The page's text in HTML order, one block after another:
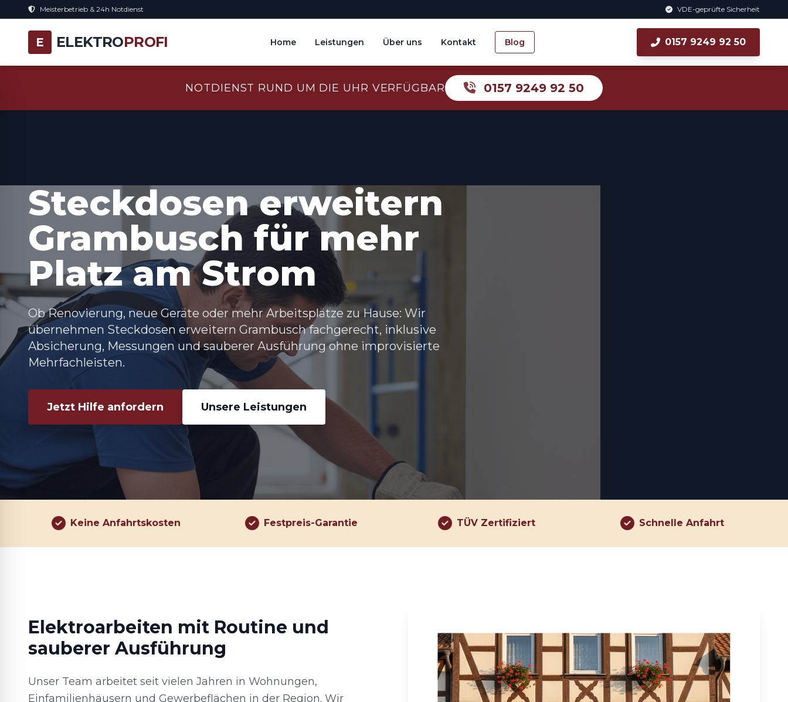
Meisterbetrieb & 24h Notdienst VDE-geprüfte Sicherheit
E ELEKTROPROFI Home Leistungen Über uns Kontakt Blog 0157 9249 92 50
NOTDIENST RUND UM DIE UHR VERFÜGBAR 0157 9249 92 50
Steckdosen erweitern
Grambusch für mehr
Platz am Strom
Ob Renovierung, neue Geräte oder mehr Arbeitsplätze zu Hause: Wir
übernehmen Steckdosen erweitern Grambuschfachgerecht, inklusive
Absicherung, Messungen und sauberer Ausführung ohne improvisierte
Mehrfachleisten.
Jetzt Hilfe anfordern Unsere Leistungen
Keine Anfahrtskosten Festpreis-Garantie TÜV Zertifiziert Schnelle Anfahrt
Elektroarbeiten mit Routine und
sauberer Ausführung
Unser Team arbeitet seit vielen Jahren in Wohnungen,
Einfamilienhäusern und Gewerbeflächen in der Region. Wir